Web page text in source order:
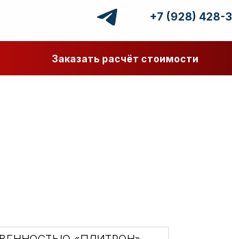
+7 (928) 428-
Заказать расчёт стоимости